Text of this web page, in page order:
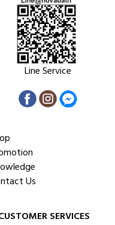
Line Service
Us
SERVICES